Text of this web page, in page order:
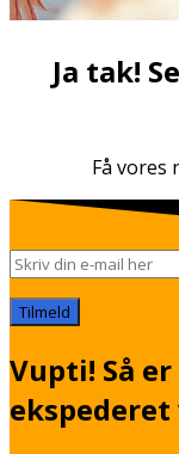
Ja tak!
Få vores
Tilmeld
Vupti! Så
ekspederet